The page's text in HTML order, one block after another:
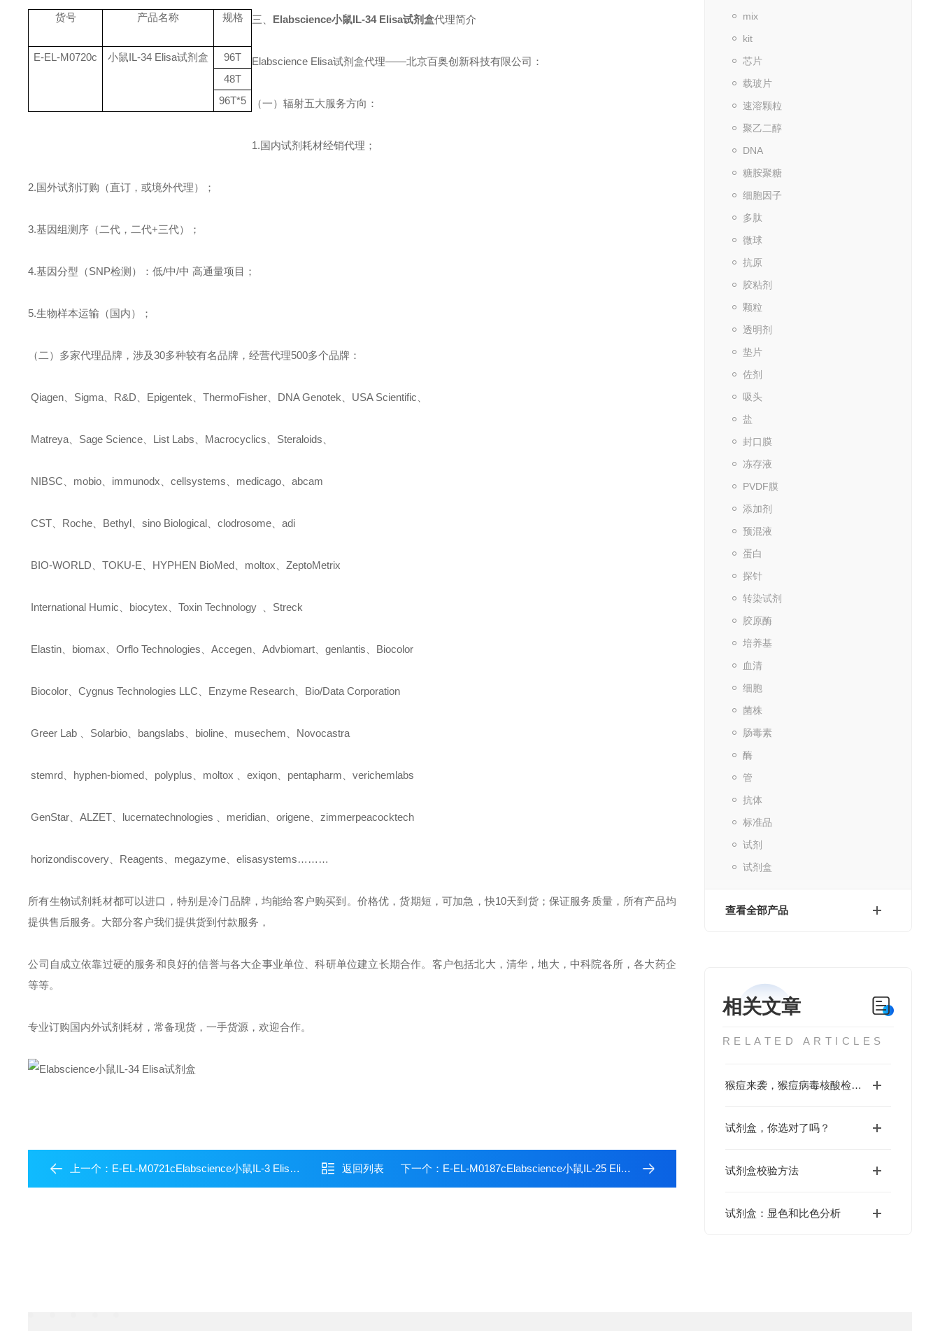
mix
kit
芯片
载玻片
速溶颗粒
聚乙二醇
DNA
糖胺聚糖
细胞因子
多肽
微球
抗原
胶粘剂
颗粒
透明剂
垫片
佐剂
吸头
盐
封口膜
冻存液
PVDF膜
添加剂
预混液
蛋白
探针
转染试剂
胶原酶
培养基
血清
细胞
菌株
肠毒素
酶
管
抗体
标准品
试剂
试剂盒
查看全部产品
相关文章
RELATED ARTICLES
猴痘来袭，猴痘病毒核酸检测试剂盒还会远吗？
试剂盒，你选对了吗？
试剂盒校验方法
试剂盒：显色和比色分析
货号 产品名称 规格
E-EL-M0720c 小鼠IL-34 Elisa试剂盒
96T
48T
96T*5
三、 Elabscience小鼠IL-34 Elisa试剂盒代理简介
Elabscience Elisa试剂盒代理——北京百奥创新科技有限公司：
（一）辐射五大服务方向：
1.国内试剂耗材经销代理；
2.国外试剂订购（直订，或境外代理）；
3.基因组测序（二代，二代+三代）；
4.基因分型（SNP检测）：低/中/中 高通量项目；
5.生物样本运输（国内）；
（二）多家代理品牌，涉及30多种较有名品牌，经营代理500多个品牌：
Qiagen Sigma R&D Epigentek 、ThermoFisher DNA Genotek USA Scientific
Matreya Sage Science List Labs Macrocyclics Steraloids
NIBSC mobio immunodx 、cellsystems medicago 、abcam
CST Roche Bethyl 、sino Biological 、clodrosome 、adi
BIO-WORLD 、TOKU-E HYPHEN BioMed moltox 、ZeptoMetrix
International Humic biocytex 、Toxin Technology Streck
Elastin biomax 、Orflo Technologies 、Accegen 、Advbiomart 、genlantis Biocolor
Biocolor 、Cygnus Technologies LLC Enzyme Research Bio/Data Corporation
Greer Lab Solarbio bangslabs bioline musechem Novocastra
stemrd hyphen-biomed polyplus moltox 、exiqon pentapharm 、verichemlabs
GenStar 、ALZET lucernatechnologies meridian 、origene zimmerpeacocktech
horizondiscovery Reagents megazyme 、elisasystems………
所有生物试剂耗材都可以进口，特别是冷门品牌，均能给客户购买到。价格优，货期短，可加急，快10天到货；保证服务质量，所有产品均
提供售后服务。大部分客户我们提供货到付款服务，
公司自成立依靠过硬的服务和良好的信誉与各大企事业单位、科研单位建立长期合作。客户包括北大，清华，地大，中科院各所，各大药企
等等。
专业订购国内外试剂耗材，常备现货，一手货源，欢迎合作。
上一个： E-EL-M0721cElabscience小鼠IL-3 Elisa试剂盒 返回列表 下一个： E-EL-M0187cElabscience小鼠IL-25 Elisa试剂盒